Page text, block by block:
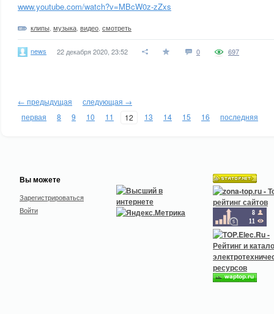
www.youtube.com/watch?v=MBcW0z-zZxs
клипы музыка видео смотреть
news 22 декабря 2020, 23:52 0 697
← предыдущая
следующая →
первая
8 9 10 11 12 13 14 15 16 последняя
Вы можете
Зарегистрироваться
Войти